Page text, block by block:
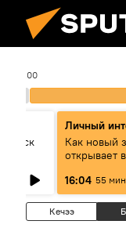
16:00
Личный
Как новый
открывает
16:04 55 мин
Кечээ